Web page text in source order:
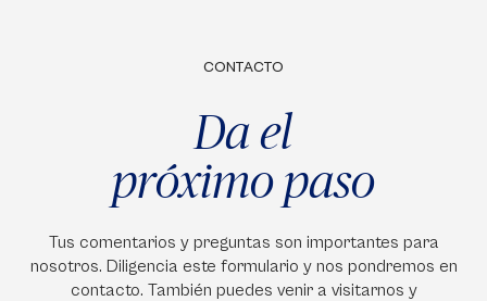
CONTACTO
Da el
próximo paso
Tus comentarios y preguntas son importantes para
nosotros. Diligencia este formulario y nos pondremos en
contacto. También puedes venir a visitarnos y